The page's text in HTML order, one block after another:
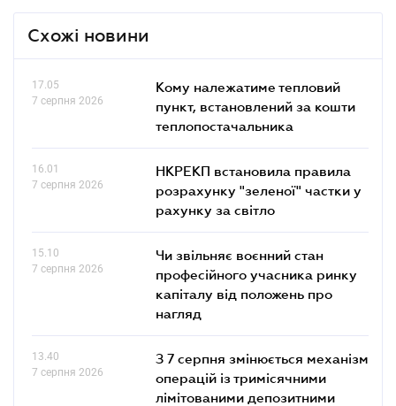
Схожі новини
17.05
7 серпня 2026
Кому належатиме тепловий
пункт, встановлений за кошти
теплопостачальника
16.01
7 серпня 2026
НКРЕКП встановила правила
розрахунку "зеленої" частки у
рахунку за світло
15.10
7 серпня 2026
Чи звільняє воєнний стан
професійного учасника ринку
капіталу від положень про
нагляд
13.40
7 серпня 2026
З 7 серпня змінюється механізм
операцій із тримісячними
лімітованими депозитними